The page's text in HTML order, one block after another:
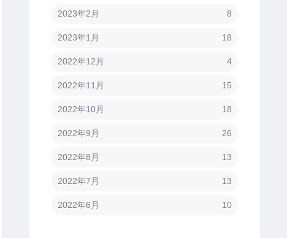
2023年2月 8
2023年1月 18
2022年12月 4
2022年11月 15
2022年10月 18
2022年9月 26
2022年8月 13
2022年7月 13
2022年6月 10